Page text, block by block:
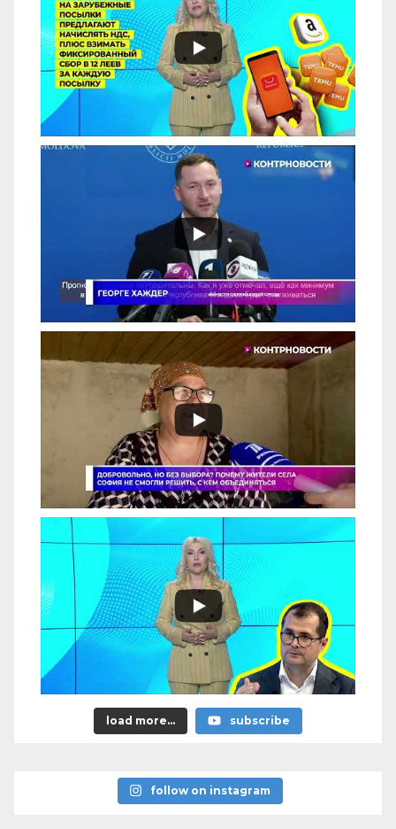
load more... subscribe
follow on instagram